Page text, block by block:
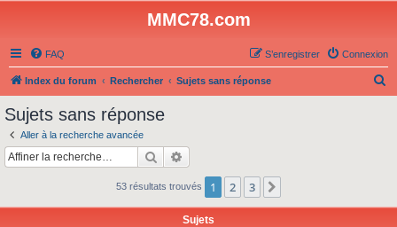
MMC78.com
FAQ Connexion
S’enregistrer
Index du forum Rechercher Sujets sans réponse
c
Sujets sans réponse
Aller à la recherche avancée
Rechercher
53 résultats trouvés 1 2 3
Sujets